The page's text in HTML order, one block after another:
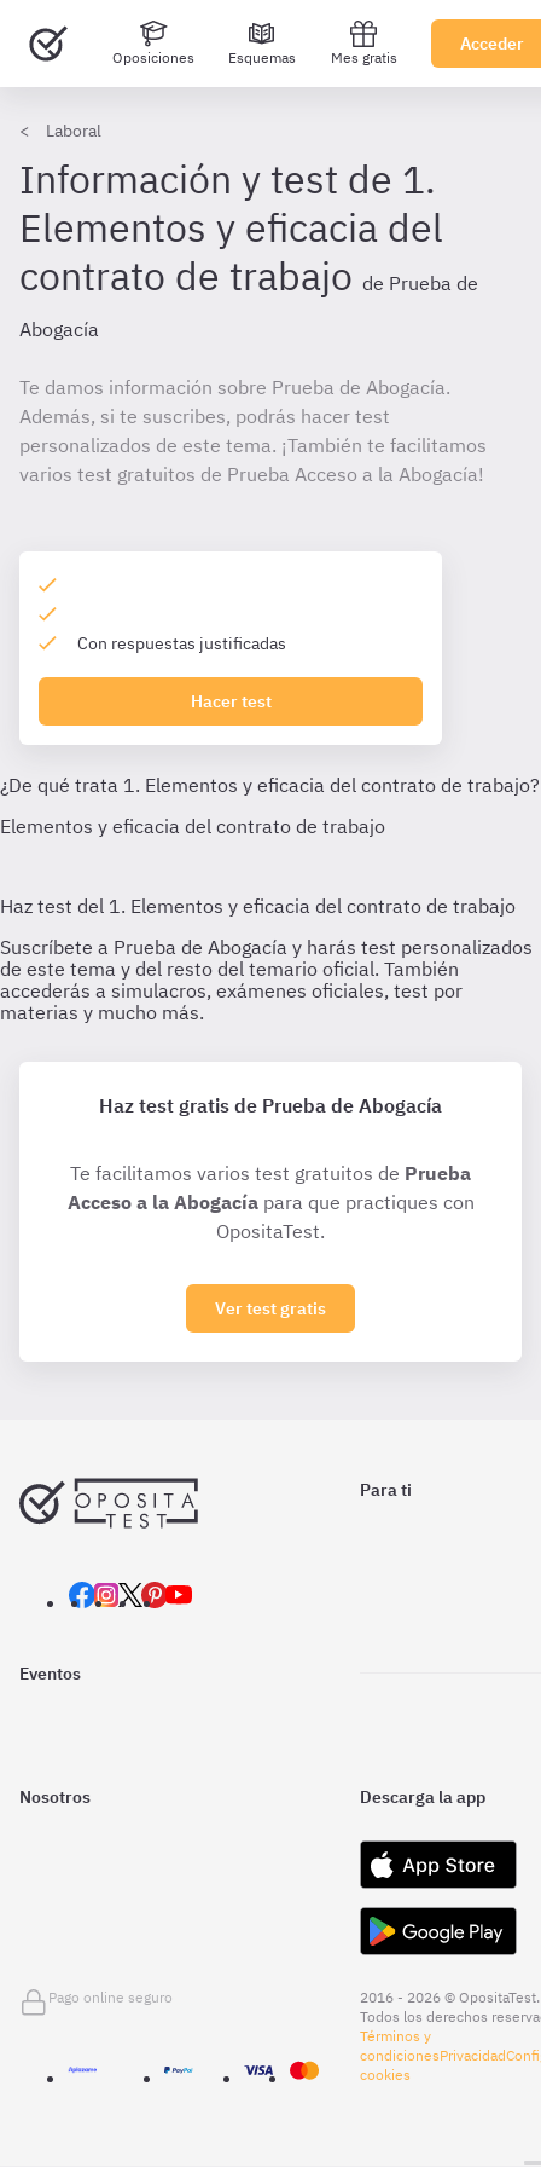
Oposiciones Esquemas Mes gratis
Acceder
Laboral
Información y test de 1.
Elementos y eficacia del
contrato de trabajo de Prueba de
Abogacía
Te damos información sobre Prueba de Abogacía.
Además, si te suscribes, podrás hacer test
personalizados de este tema. ¡También te facilitamos
varios test gratuitos de Prueba Acceso a la Abogacía!
Con respuestas justificadas
Hacer test
Haz test gratis de Prueba de Abogacía
Te facilitamos varios test gratuitos de Prueba
Acceso a la Abogacíapara que practiques con
OpositaTest.
Ver test gratis
Para ti
Eventos
Nosotros Descarga la app
Pago online seguro
2016 - 2026 © OpositaTest.
Todos los derechos
Términos y
condicionesPrivacidad
cookies